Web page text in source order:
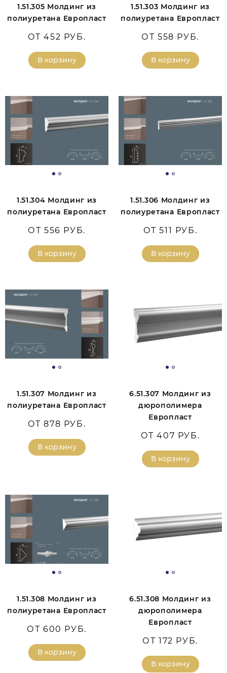
1.51.305 Молдинг из
полиуретана Европласт
ОТ 452 РУБ.
В корзину
1.51.303 Молдинг из
полиуретана Европласт
ОТ 558 РУБ.
В корзину
1.51.304 Молдинг из
полиуретана Европласт
ОТ 556 РУБ.
В корзину
1.51.306 Молдинг из
полиуретана Европласт
ОТ 511 РУБ.
В корзину
1.51.307 Молдинг из
полиуретана Европласт
ОТ 878 РУБ.
В корзину
6.51.307 Молдинг из
дюрополимера
Европласт
ОТ 407 РУБ.
В корзину
1.51.308 Молдинг из
полиуретана Европласт
ОТ 600 РУБ.
В корзину
6.51.308 Молдинг из
дюрополимера
Европласт
ОТ 172 РУБ.
В корзину